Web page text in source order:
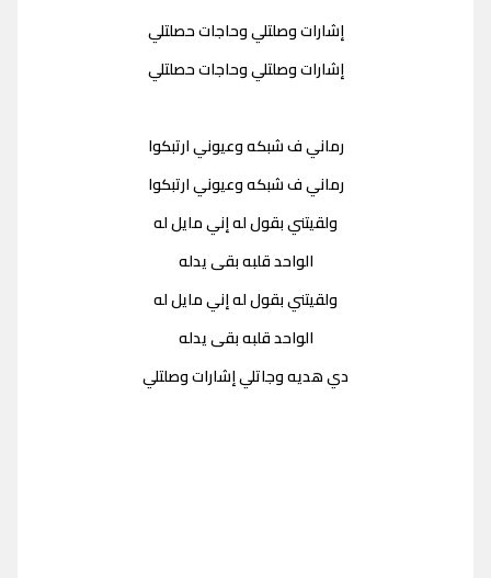
إشارات وصلتلي وحاجات حصلتلي
إشارات وصلتلي وحاجات حصلتلي
رماني ف شبكه وعيوني ارتبكوا
رماني ف شبكه وعيوني ارتبكوا
ولقيتني بقول له إني مايل له
الواحد قلبه بقى يدله
ولقيتني بقول له إني مايل له
الواحد قلبه بقى يدله
دي هديه وجاتلي إشارات وصلتلي